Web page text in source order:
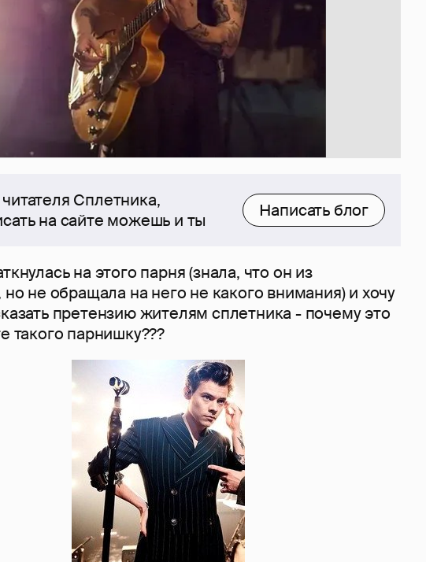
Сплетника,
на сайте можешь и ты
Написать блог
на этого парня (знала, что он из
не обращала на него не какого внимания) и хочу
претензию жителям сплетника - почему это
такого парнишку???